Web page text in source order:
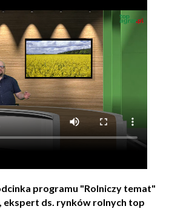
programu "Rolniczy temat"
ekspert ds. rynków rolnych top